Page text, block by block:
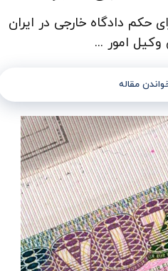
حکم دادگاه­ خارجی در ایران
وکیل امور ...
مقاله